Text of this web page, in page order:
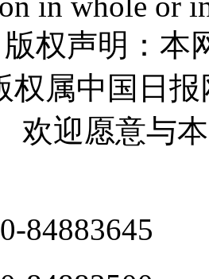
版权声明：
权属中国日
欢迎愿意与
84883645